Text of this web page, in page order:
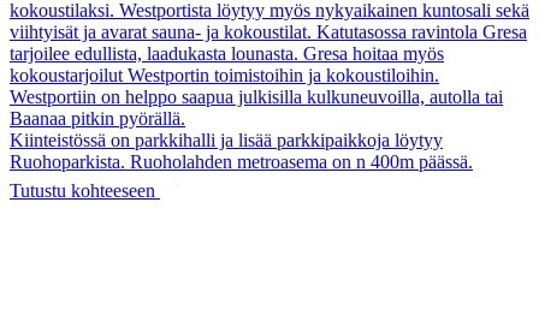
kokoustilaksi. Westportista löytyy myös nykyaikainen kuntosali sekä
viihtyisät ja avarat sauna- ja kokoustilat. Katutasossa ravintola Gresa
tarjoilee edullista, laadukasta lounasta. Gresa hoitaa myös
kokoustarjoilut Westportin toimistoihin ja kokoustiloihin.
Westportiin on helppo saapua julkisilla kulkuneuvoilla, autolla tai
Baanaa pitkin pyörällä.
Kiinteistössä on parkkihalli ja lisää parkkipaikkoja löytyy
Ruohoparkista. Ruoholahden metroasema on n 400m päässä.
Tutustu kohteeseen